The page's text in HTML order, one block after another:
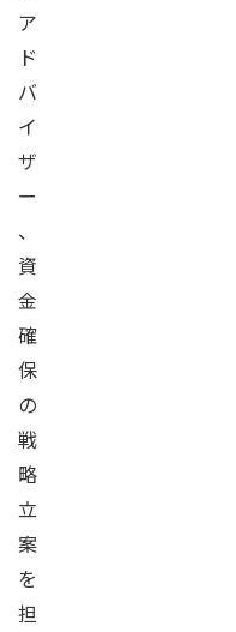
ア
ド
バ
イ
ザ
ー
、
資
金
確
保
の
戦
略
立
案
を
担